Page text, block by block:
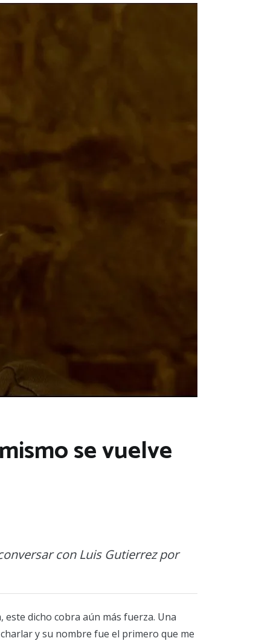
se vuelve
con Luis Gutierrez por
dicho cobra aún más fuerza. Una
y su nombre fue el primero que me